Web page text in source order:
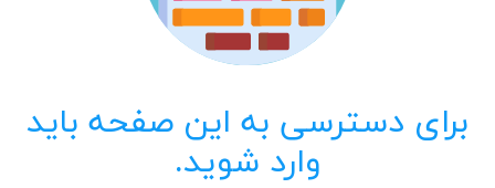
برای دسترسی به این صفحه باید
وارد شوید.